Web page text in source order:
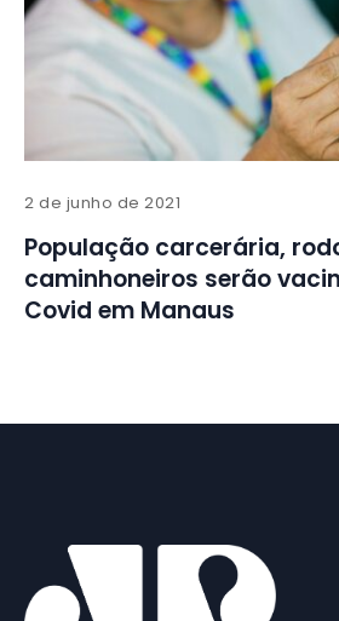
2 de junho de 2021
População carcerária,
caminhoneiros serão
Covid em Manaus